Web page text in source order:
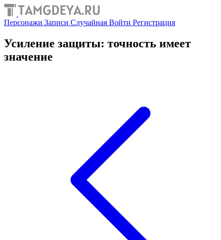
Персонажи Записи Случайная Войти Регистрация
Усиление защиты: точность имеет
значение